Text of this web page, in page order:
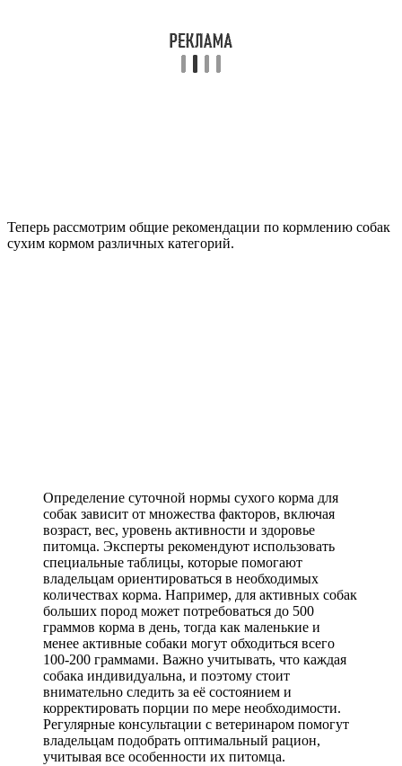
Теперь рассмотрим общие рекомендации по кормлению собак
сухим кормом различных категорий.
Определение суточной нормы сухого корма для
собак зависит от множества факторов, включая
возраст, вес, уровень активности и здоровье
питомца. Эксперты рекомендуют использовать
специальные таблицы, которые помогают
владельцам ориентироваться в необходимых
количествах корма. Например, для активных собак
больших пород может потребоваться до 500
граммов корма в день, тогда как маленькие и
менее активные собаки могут обходиться всего
100-200 граммами. Важно учитывать, что каждая
собака индивидуальна, и поэтому стоит
внимательно следить за её состоянием и
корректировать порции по мере необходимости.
Регулярные консультации с ветеринаром помогут
владельцам подобрать оптимальный рацион,
учитывая все особенности их питомца.